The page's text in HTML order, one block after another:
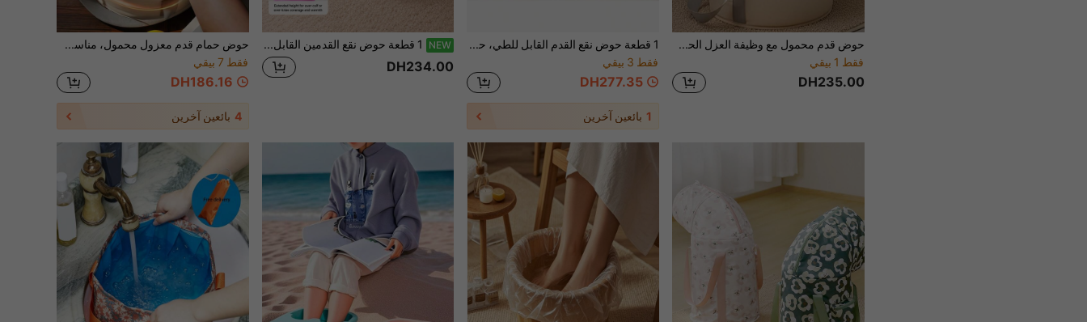
حوض قدم محمول مع وظيفة العزل الحراري، مناسب لحمام السبا المنزلي. حوض قدم قابل للطي مريح لنقع القدمين، يأتي مع حقيبة حمام القدم المحمولة، مناسب للسفر والتخييم والأنشطة الخارجية والمتاجر وغيرها. خيار مثالي للسفر والرياضة والأنشطة الخارجية.
فقط 1 بيقي
DH235.00
1 قطعة حوض نقع القدم القابل للطي، حوض حمام القدم المحمول للسفر، حقيبة غسيل التخييم، حوض غسيل القدم المنزلي، حقيبة نقع القدم المحمولة المعزولة للسفر، دلو غسيل القدم للسكن الجامعي
فقط 3 بيقي
DH277.35
1 بائعين آخرين
NEW 1 قطعة حوض نقع القدمين القابل للطي – دلو محمول قابل للطي للسفر والتخييم والاستخدام المنزلي؛ حوض حمام القدمين المعزول/حقيبة الغسيل
DH234.00
حوض حمام قدم معزول محمول، مناسب لحمام السبا المنزلي. حوض حمام قدم قابل للطي مريح لنقع القدمين، يأتي مع حقيبة تخزين محمولة، مناسب للسفر والتخييم والأنشطة الخارجية والمتاجر والمناسبات الأخرى، خيار مثالي لرحلات العمل والرياضة والأنشطة الخارجية. يتميز المنتج بتصميم حوض ضحل، يصل مستوى الماء فقط إلى الساق، يستخدم بشكل أساسي لنقع القدمين بشكل مريح، تصميم الحوض الضحل أسهل في الاستخدام.
فقط 7 بيقي
DH186.16
4 بائعين آخرين